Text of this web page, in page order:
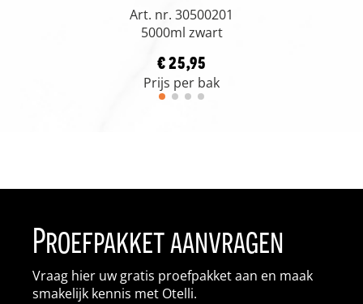
Art. nr. 30500201
5000ml zwart
€ 25,95
Prijs per bak
Proefpakket aanvragen
Vraag hier uw gratis proefpakket aan en maak
smakelijk kennis met Otelli.